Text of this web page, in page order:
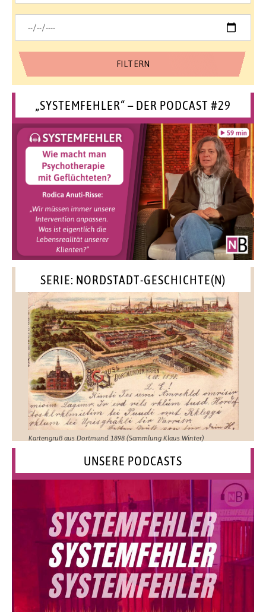
„SYSTEMFEHLER“ – DER PODCAST #29
SERIE: NORDSTADT-GESCHICHTE(N)
Kartengruß aus Dortmund 1898 (Sammlung Klaus Winter)
UNSERE PODCASTS